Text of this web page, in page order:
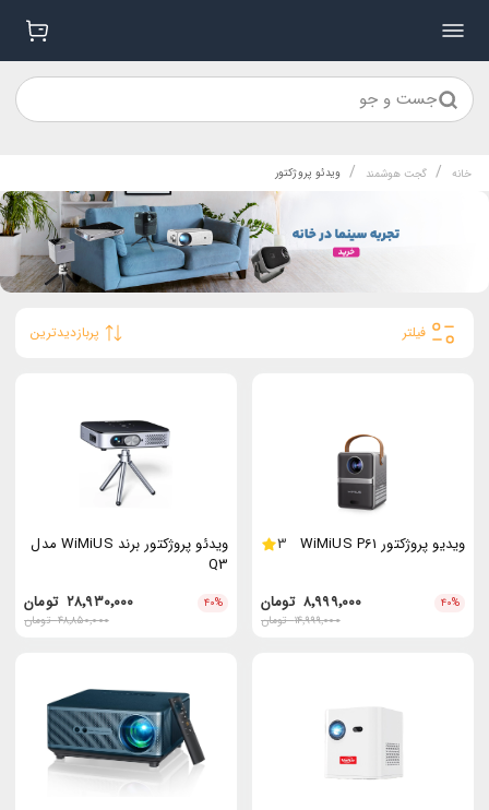
جست و جو
خانه / گجت هوشمند / ویدئو پروژکتور
فیلتر پربازدیدترین
ویدیو پروژکتور WiMiUS P61 3
۴۰% ۸٬۹۹۹٬۰۰۰ تومان
۱۴٬۹۹۹٬۰۰۰تومان
ویدئو پروژکتور برند WiMiUS مدل
Q3
۴۰% ۲۸٬۹۳۰٬۰۰۰تومان
۴۸٬۸۵۰٬۰۰۰تومان